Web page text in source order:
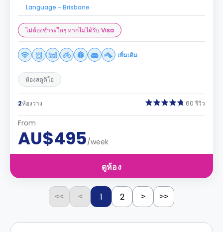
Language - Brisbane
ไม่ต้องชำระใดๆ หากไม่ได้รับ Visa
เพิ่มเติม
ห้องสตูดิโอ
2ห้องว่าง 60 รีวิว
From
AU$495/week
ดูห้อง
<< < 1 2 > >>